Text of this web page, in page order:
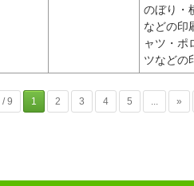
のぼり・
などの印
ャツ・ポ
ツなどの
/ 9 1 2 3 4 5 »